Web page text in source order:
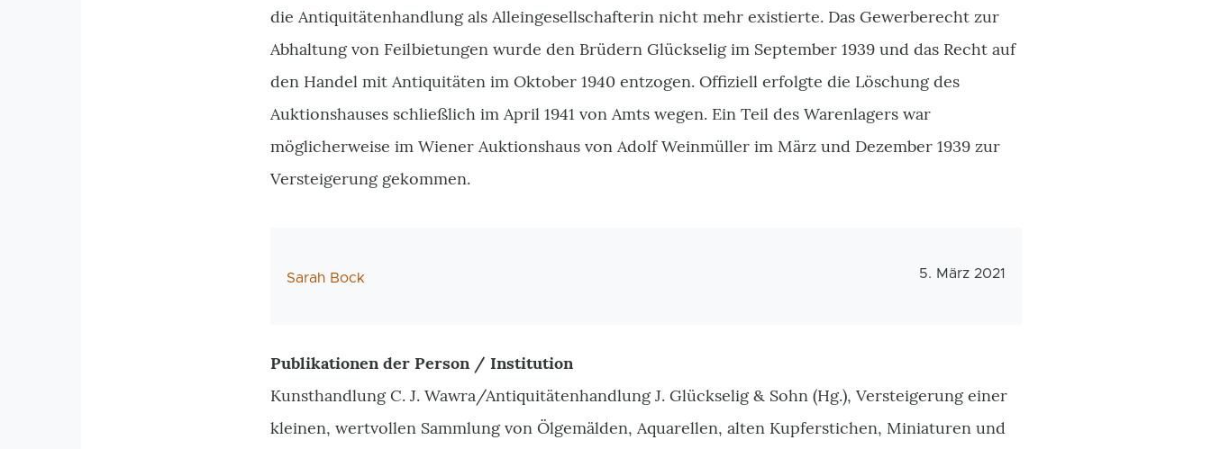
die Antiquitätenhandlung als Alleingesellschafterin nicht mehr existierte. Das Gewerberecht zur
Abhaltung von Feilbietungen wurde den Brüdern Glückselig im September 1939 und das Recht auf
den Handel mit Antiquitäten im Oktober 1940 entzogen. Offiziell erfolgte die Löschung des
Auktionshauses schließlich im April 1941 von Amts wegen. Ein Teil des Warenlagers war
möglicherweise im Wiener Auktionshaus von Adolf Weinmüller im März und Dezember 1939 zur
Versteigerung gekommen.
AutorIn
Sarah Bock Veröffentlichungsdatum
5. März 2021
Publikationen der Person / Institution
Kunsthandlung C. J. Wawra/Antiquitätenhandlung J. Glückselig & Sohn (Hg.), Versteigerung einer
kleinen, wertvollen Sammlung von Ölgemälden, Aquarellen, alten Kupferstichen, Miniaturen und